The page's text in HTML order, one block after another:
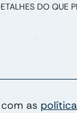
DO QUE
as